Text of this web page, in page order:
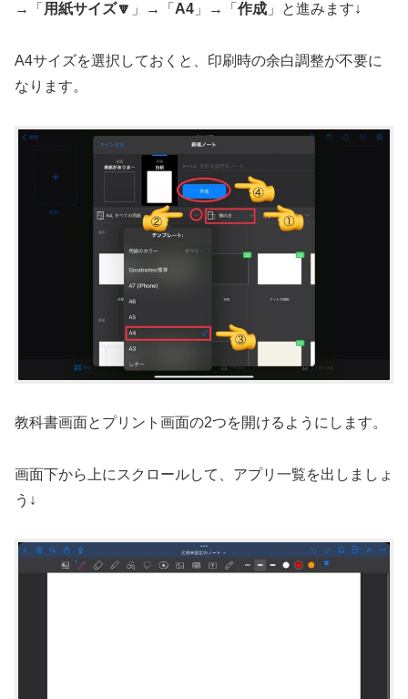
→「 用紙サイズ🔽 」→「 A4 」→「 作成 」と進みます↓
A4サイズを選択しておくと、印刷時の余白調整が不要に
なります。
教科書画面とプリント画面の2つを開けるようにします。
画面下から上にスクロールして、アプリ一覧を出しましょ
う↓